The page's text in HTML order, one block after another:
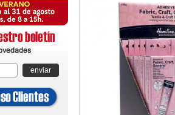
enviar